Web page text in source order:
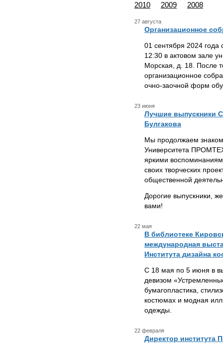
2010
2009 2008
27 августа
Организационное
01 сентября 2024 года
12:30 в актовом зале
Морская, д. 18. После
организационное
очно-заочной форм
23 июня
Лучшие выпускники
Булгакова
Мы продолжаем
Университета
яркими
своих творческих
общественной
Дорогие выпускники,
вами!
22 мая
В библиотеке
международная
Института дизайна
С 18 мая по 5 июня в
девизом
бумагопластика,
костюмах и модная
одежды.
22 февраля
Директор института